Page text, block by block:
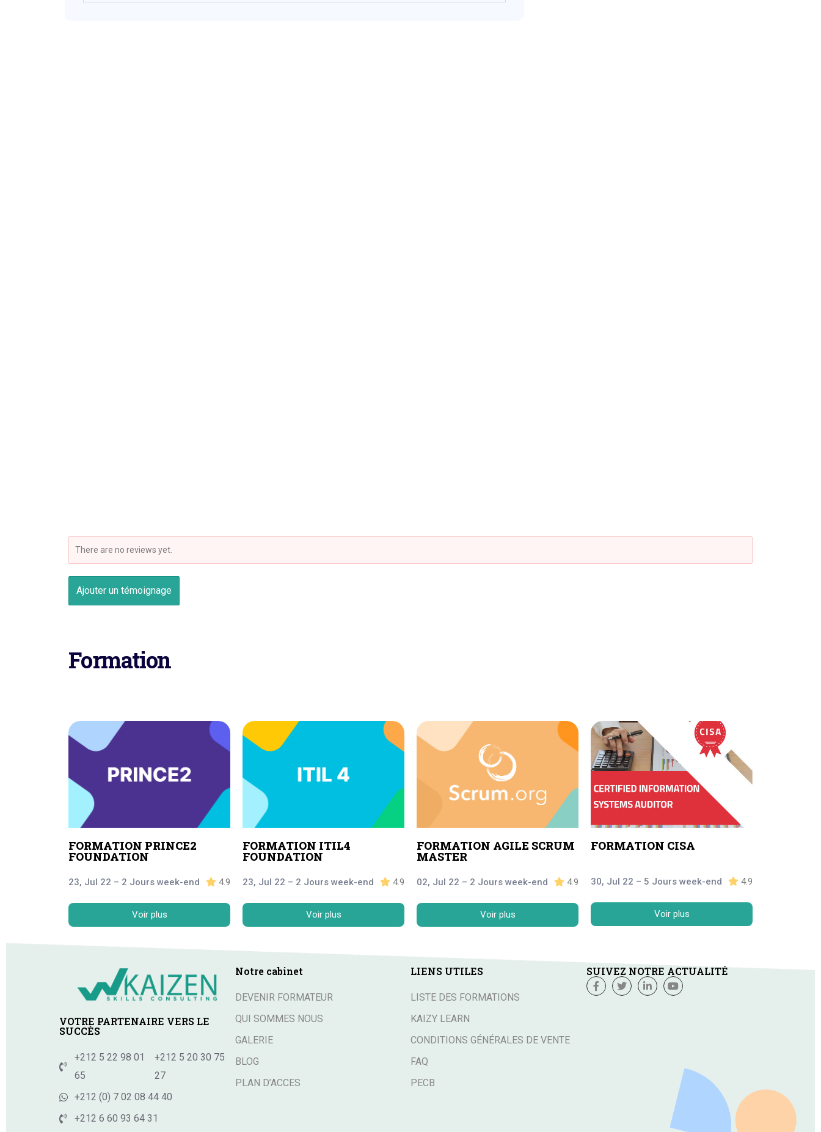
There are no reviews yet.
Ajouter un témoignage
Formation
FORMATION PRINCE2
FOUNDATION
23, Jul 22 – 2 Jours week-end 4.9
Voir plus
FORMATION ITIL4
FOUNDATION
23, Jul 22 – 2 Jours week-end 4.9
Voir plus
FORMATION AGILE SCRUM
MASTER
02, Jul 22 – 2 Jours week-end 4.9
Voir plus
FORMATION CISA
30, Jul 22 – 5 Jours week-end 4.9
Voir plus
VOTRE PARTENAIRE VERS LE
SUCCÈS
+212 5 22 98 01
65
+212 5 20 30 75
27
+212 (0) 7 02 08 44 40
+212 6 60 93 64 31
Notre cabinet
DEVENIR FORMATEUR
QUI SOMMES NOUS
GALERIE
BLOG
PLAN D’ACCES
LIENS UTILES
LISTE DES FORMATIONS
KAIZY LEARN
CONDITIONS GÉNÉRALES DE VENTE
FAQ
PECB
SUIVEZ NOTRE ACTUALITÉ